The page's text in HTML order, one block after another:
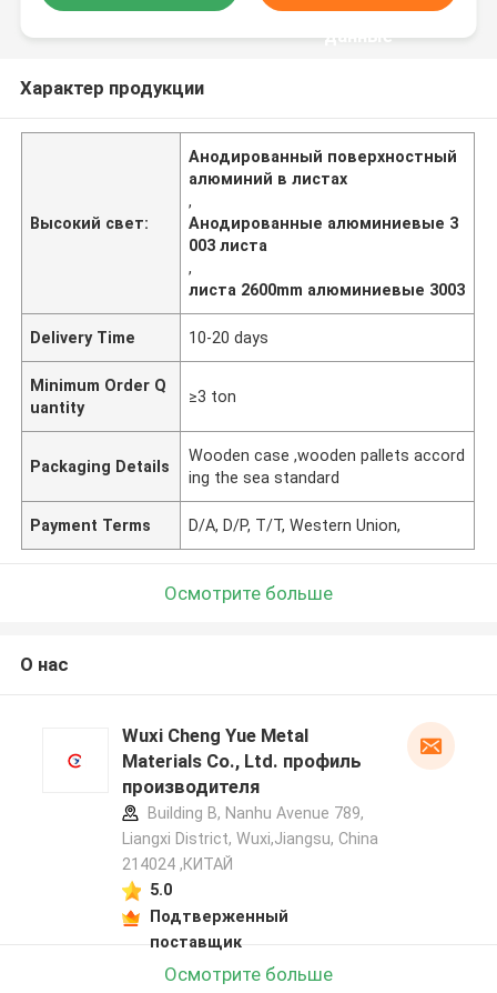
данные
Характер продукции
Высокий свет:
Анодированный поверхностный
алюминий в листах
,
Анодированные алюминиевые 3
003 листа
,
листа 2600mm алюминиевые 3003
Delivery Time 10-20 days
Minimum Order Q
uantity
≥3 ton
Packaging Details
Wooden case ,wooden pallets accord
ing the sea standard
Payment Terms D/A, D/P, T/T, Western Union,
Осмотрите больше
О нас
Wuxi Cheng Yue Metal
Materials Co., Ltd. профиль
производителя
Building B, Nanhu Avenue 789,
Liangxi District, Wuxi,Jiangsu, China
214024 ,КИТАЙ
5.0
Подтверженный
поставщик
Осмотрите больше